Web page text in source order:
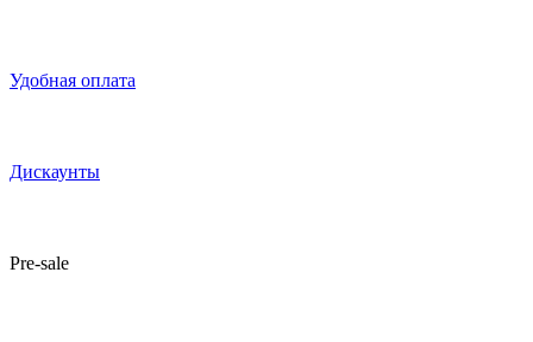
Удобная оплата
Дискаунты
Pre-sale